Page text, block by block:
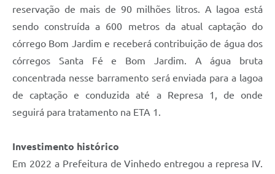
reservação de mais de 90 milhões litros. A lagoa está
sendo construída a 600 metros da atual captação do
córrego Bom Jardim e receberá contribuição de água dos
córregos Santa Fé e Bom Jardim. A água bruta
concentrada nesse barramento será enviada para a lagoa
de captação e conduzida até a Represa 1, de onde
seguirá para tratamento na ETA 1.
Investimento histórico
Em 2022 a Prefeitura de Vinhedo entregou a represa IV.